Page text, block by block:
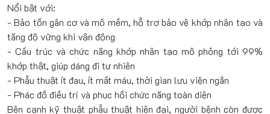
Nổi bật với:
- Bảo tồn gân cơ và mô mềm, hỗ trợ bảo vệ khớp nhân tạo và
tăng độ vững khi vận động
- Cấu trúc và chức năng khớp nhân tạo mô phỏng tới 99%
khớp thật, giúp dáng đi tự nhiên
- Phẫu thuật ít đau, ít mất máu, thời gian lưu viện ngắn
- Phác đồ điều trị và phục hồi chức năng toàn diện
Bên cạnh kỹ thuật phẫu thuật hiện đại, người bệnh còn được